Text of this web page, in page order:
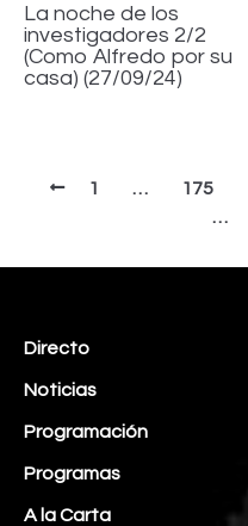
La noche de los
investigadores 2/2
(Como Alfredo por su
casa) (27/09/24)
1 … 175
…
Directo
Noticias
Programación
Programas
A la Carta